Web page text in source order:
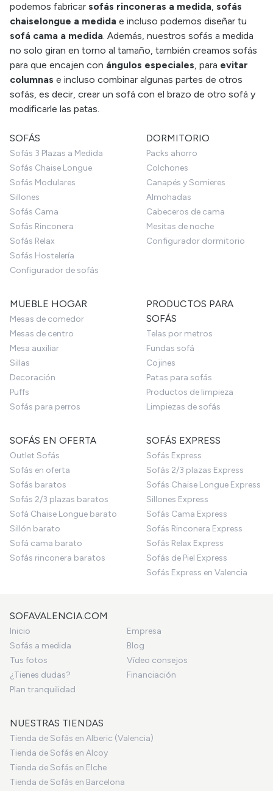
podemos fabricar sofás rinconeras a medida, sofás
chaiselongue a medida e incluso podemos diseñar tu
sofá cama a medida. Además, nuestros sofás a medida
no solo giran en torno al tamaño, también creamos sofás
para que encajen con ángulos especiales, para evitar
columnas e incluso combinar algunas partes de otros
sofás, es decir, crear un sofá con el brazo de otro sofá y
modificarle las patas.
SOFÁS
Sofás 3 Plazas a Medida
Sofás Chaise Longue
Sofás Modulares
Sillones
Sofás Cama
Sofás Rinconera
Sofás Relax
Sofás Hostelería
Configurador de sofás
DORMITORIO
Packs ahorro
Colchones
Canapés y Somieres
Almohadas
Cabeceros de cama
Mesitas de noche
Configurador dormitorio
MUEBLE HOGAR
Mesas de comedor
Mesas de centro
Mesa auxiliar
Sillas
Decoración
Puffs
Sofás para perros
PRODUCTOS PARA
SOFÁS
Telas por metros
Fundas sofá
Cojines
Patas para sofás
Productos de limpieza
Limpiezas de sofás
SOFÁS EN OFERTA
Outlet Sofás
Sofás en oferta
Sofás baratos
Sofás 2/3 plazas baratos
Sofá Chaise Longue barato
Sillón barato
Sofá cama barato
Sofás rinconera baratos
SOFÁS EXPRESS
Sofás Express
Sofás 2/3 plazas Express
Sofás Chaise Longue Express
Sillones Express
Sofás Cama Express
Sofás Rinconera Express
Sofás Relax Express
Sofás de Piel Express
Sofás Express en Valencia
SOFAVALENCIA.COM
Inicio
Empresa
Sofás a medida
Blog
Tus fotos
Vídeo consejos
¿Tienes dudas?
Financiación
Plan tranquilidad
NUESTRAS TIENDAS
Tienda de Sofás en Alberic (Valencia)
Tienda de Sofás en Alcoy
Tienda de Sofás en Elche
Tienda de Sofás en Barcelona